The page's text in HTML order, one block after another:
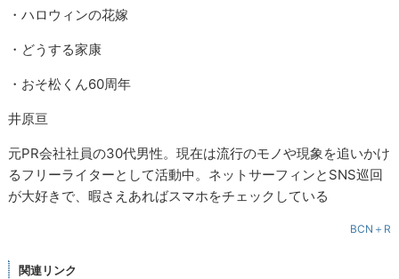
・ハロウィンの花嫁
・どうする家康
・おそ松くん60周年
井原亘
元PR会社社員の30代男性。現在は流行のモノや現象を追いかけ
るフリーライターとして活動中。ネットサーフィンとSNS巡回
が大好きで、暇さえあればスマホをチェックしている
BCN＋R
関連リンク